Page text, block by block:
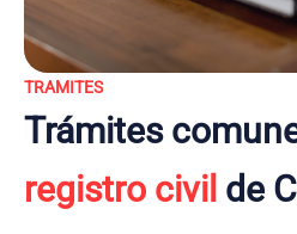
TRAMITES
Trámites
registro civil de